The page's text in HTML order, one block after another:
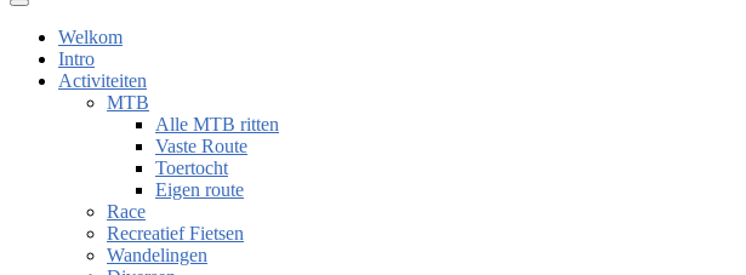
Welkom
Intro
Activiteiten
MTB
Alle MTB ritten
Vaste Route
Toertocht
Eigen route
Race
Recreatief Fietsen
Wandelingen